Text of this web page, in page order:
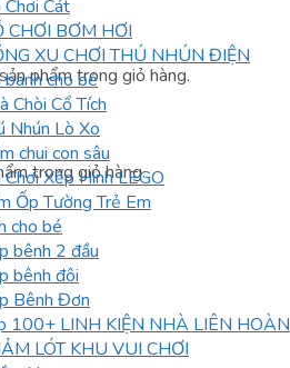
phẩm trong giỏ hàng.
trong giỏ hàng.
Cát
CHƠI BƠM HƠI
XU CHƠI THÚ NHÚN ĐIỆN
cho bé
Chòi Cổ Tích
Nhún Lò Xo
chui con sâu
Xếp Hình LEGO
Ốp Tường Trẻ Em
cho bé
bênh 2 đầu
bênh đôi
Bênh Đơn
100+ LINH KIỆN NHÀ LIÊN HOÀN
LÓT KHU VUI CHƠI